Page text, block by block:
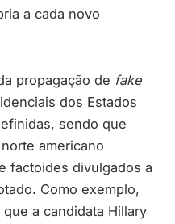
a cada novo
propagação de fake
dos Estados
sendo que
americano
factoides divulgados a
Como exemplo,
a candidata Hillary